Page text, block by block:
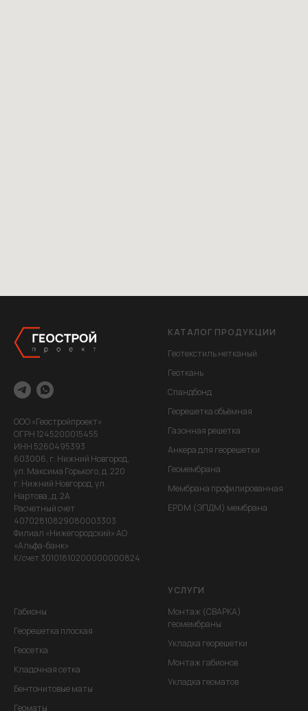
ООО «Геостройпроект»
ОГРН 1245200015455
ИНН 5260495393
603006, г. Нижний Новгород,
ул. Максима Горького, д. 220
г. Нижний Новгород, ул.
Нартова,,д. 2А
Расчетный счет
40702810829080003303
Филиал «Нижегородский» АО
«Альфа-банк»
К/счет 30101810200000000824
КАТАЛОГ ПРОДУКЦИИ
Геотекстиль нетканый
Геоткань
Спандбонд
Георешетка объёмная
Газонная решетка
Анкера для георешетки
Геомембрана
Мембрана профилированная
EPDM (ЭПДМ) мембрана
Габионы
Георешетка плоская
Геосетка
Кладочная сетка
Бентонитовые маты
Геоматы
УСЛУГИ
Монтаж (СВАРКА)
геомембраны
Укладка георешетки
Монтаж габионов
Укладка геоматов